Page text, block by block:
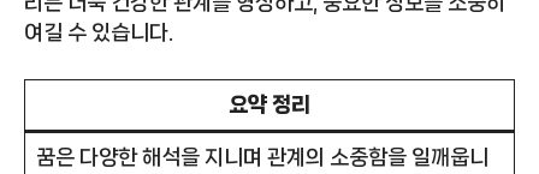
여길 수 있습니다.
요약 정리
꿈은 다양한 해석을 지니며 관계의 소중함을 일깨웁니